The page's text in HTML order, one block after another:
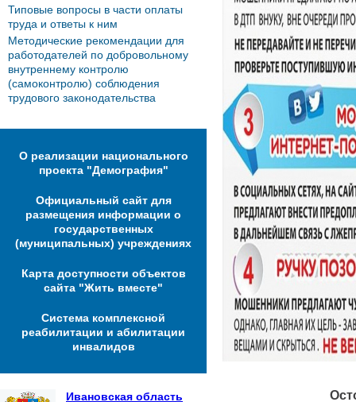
Типовые вопросы в части оплаты
труда и ответы к ним
Методические рекомендации для
работодателей по добровольному
внутреннему контролю
(самоконтролю) соблюдения
трудового законодательства
О реализации национального
проекта "Демография"
Официальный сайт для
размещения информации о
государственных
(муниципальных) учреждениях
Карта доступности объектов
сайта "Жить вместе"
Система комплексной
реабилитации и абилитации
инвалидов
Ивановская область